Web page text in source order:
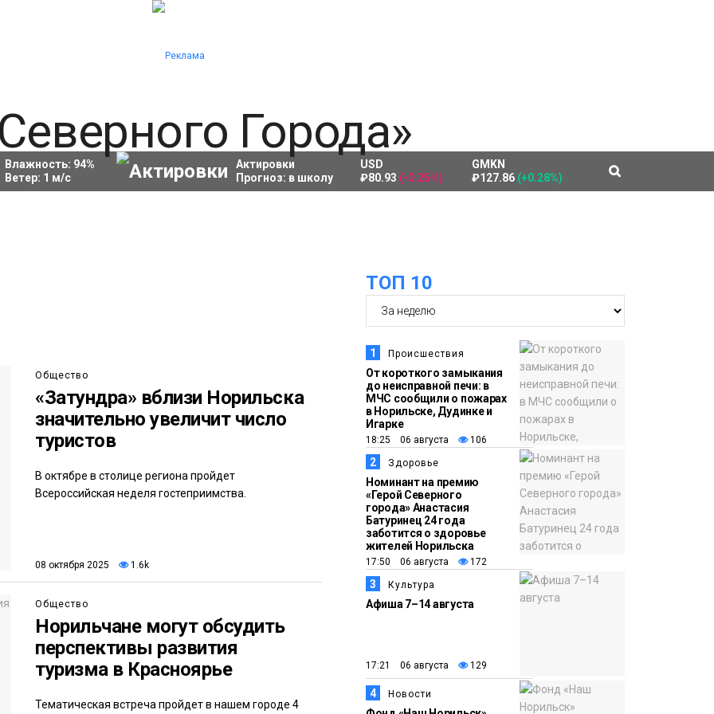
Влажность: 94%
Ветер: 1 м/с
Актировки
Прогноз: в школу
USD
₽80.93 (-0.25%)
GMKN
₽127.86 (+0.28%)
Общество
«Затундра» вблизи Норильска
значительно увеличит число
туристов
В октябре в столице региона пройдет
Всероссийская неделя гостеприимства.
08 октября 2025 1.6k
Общество
Норильчане могут обсудить
перспективы развития
туризма в Красноярье
Тематическая встреча пройдет в нашем городе 4
ТОП 10
1 Происшествия
От короткого замыкания
до неисправной печи: в
МЧС сообщили о пожарах
в Норильске, Дудинке и
Игарке
18:25 06 августа 106
2 Здоровье
Номинант на премию
«Герой Северного
города» Анастасия
Батуринец 24 года
заботится о здоровье
жителей Норильска
17:50 06 августа 172
3 Культура
Афиша 7–14 августа
17:21 06 августа 129
4 Новости